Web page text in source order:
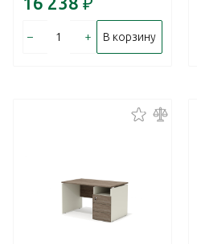
– + В корзину